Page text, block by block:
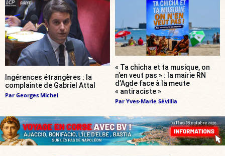
Ingérences étrangères : la
complainte de Gabriel Attal
Par Georges Michel
« Ta chicha et ta musique, on
n’en veut pas » : la mairie RN
d’Agde face à la meute
« antiraciste »
Par Yves-Marie Sévillia